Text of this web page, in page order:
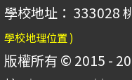
學校地址： 333028
學校地理位置 )
版權所有 © 2015 -